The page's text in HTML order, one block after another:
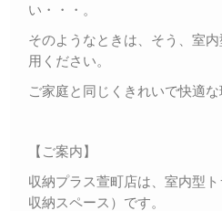
い・・・。
そのようなときは、そう、室
用ください。
ご家庭と同じくきれいで快適な
【ご案内】
収納プラス萱町店は、室内型
収納スペース）です。